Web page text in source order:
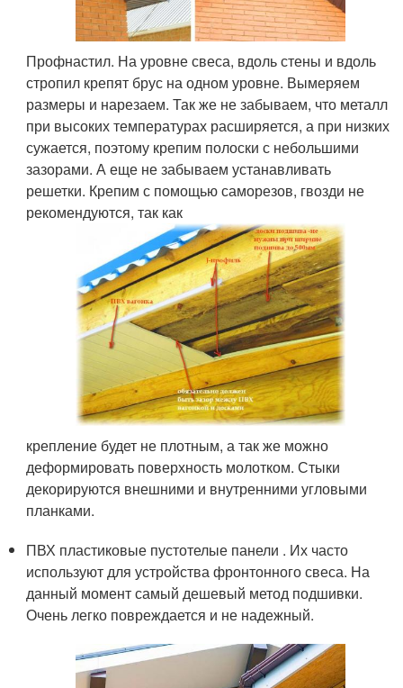
Профнастил. На уровне свеса, вдоль стены и вдоль
стропил крепят брус на одном уровне. Вымеряем
размеры и нарезаем. Так же не забываем, что металл
при высоких температурах расширяется, а при низких
сужается, поэтому крепим полоски с небольшими
зазорами. А еще не забываем устанавливать
решетки. Крепим с помощью саморезов, гвозди не
рекомендуются, так как
крепление будет не плотным, а так же можно
деформировать поверхность молотком. Стыки
декорируются внешними и внутренними угловыми
планками.
ПВХ пластиковые пустотелые панели . Их часто
используют для устройства фронтонного свеса. На
данный момент самый дешевый метод подшивки.
Очень легко повреждается и не надежный.